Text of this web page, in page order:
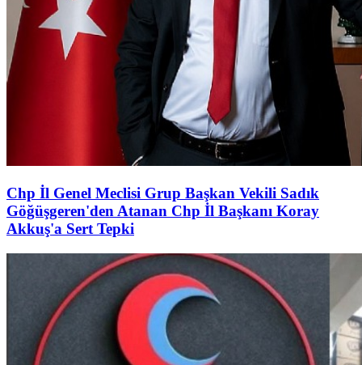
Chp İl Genel Meclisi Grup Başkan Vekili Sadık
Göğüşgeren'den Atanan Chp İl Başkanı Koray
Akkuş'a Sert Tepki